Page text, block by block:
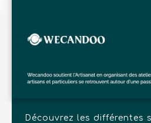
Découvrez les différentes